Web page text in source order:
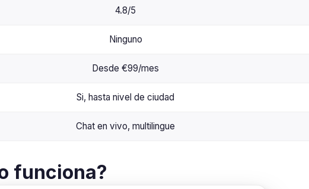
4.8/5
Ninguno
Desde €99/mes
Si, hasta nivel de ciudad
Chat en vivo, multilingue
funciona?